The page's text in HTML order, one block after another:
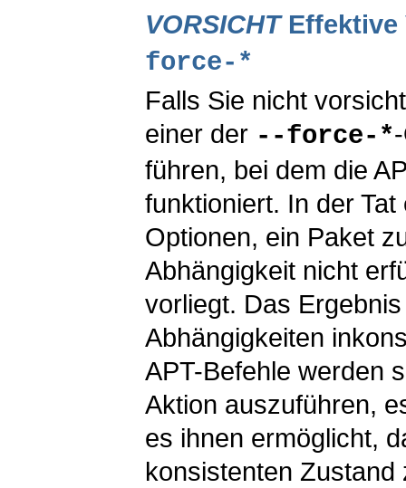
VORSICHTEffektive
force-*
Falls Sie nicht
einer der --force-*
führen, bei dem die
funktioniert. In der
Optionen, ein Paket
Abhängigkeit nicht
vorliegt. Das
Abhängigkeiten
APT-Befehle werden
Aktion auszuführen,
es ihnen ermöglicht,
konsistenten